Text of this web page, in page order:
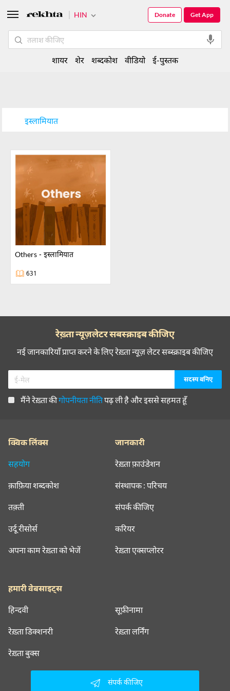
इस्लामियात
others - इस्लामियात
631
HIN Get App
Donate
शायर शेर शब्दकोश वीडियो ई-पुस्तक
रेख़्ता न्यूज़लेटर सबस्क्राइब कीजिए
नई जानकारियाँ प्राप्त करने के लिए रेख़्ता न्यूज़ लेटर सब्स्क्राइब कीजिए
मैंने रेख़्ता कीगोपनीयता नीतिपढ़ ली है और इससे सहमत हूँ
क्विक लिंक्स
सहयोग
क़ाफ़िया शब्दकोश
तक़्ती
उर्दू रीसोर्स
अपना काम रेख़्ता को भेजें
जानकारी
रेख़्ता फ़ाउंडेशन
संस्थापक : परिचय
संपर्क कीजिए
करियर
रेख़्ता एक्सप्लोरर
हमारी वेबसाइट्स
हिन्दवी सूफ़ीनामा
रेख़्ता डिक्शनरी रेख़्ता लर्निंग
रेख़्ता बुक्स
संपर्क कीजिए